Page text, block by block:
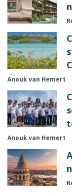
Anouk van Hemert
Anouk van Hemert